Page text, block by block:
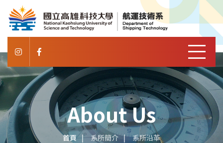
About Us
首頁 系所簡介 系所沿革